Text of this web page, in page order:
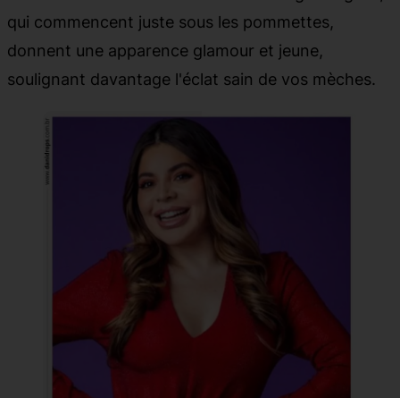
qui commencent juste sous les pommettes,
donnent une apparence glamour et jeune,
soulignant davantage l'éclat sain de vos mèches.